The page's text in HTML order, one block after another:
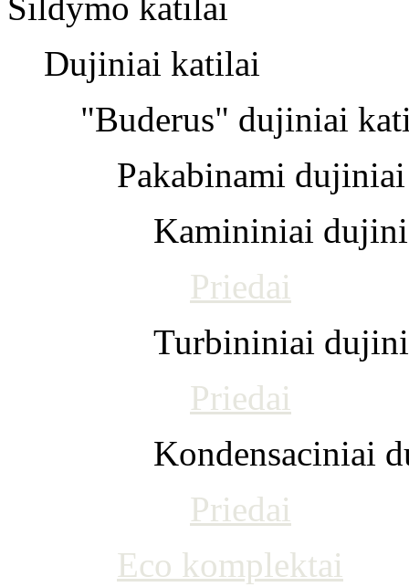
Šildymo katilai
Dujiniai katilai
"Buderus" dujiniai
Pakabinami
Kamininiai
Priedai
Turbininiai
Priedai
Kondensaciniai
Priedai
Eco komplektai